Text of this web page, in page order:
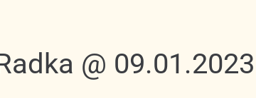
@ 09.01.2023